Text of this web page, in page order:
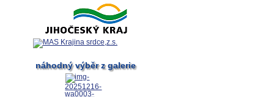
náhodný výběr z galerie